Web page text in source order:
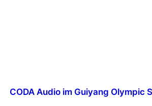
CODA Audio im Guiyang Olympic